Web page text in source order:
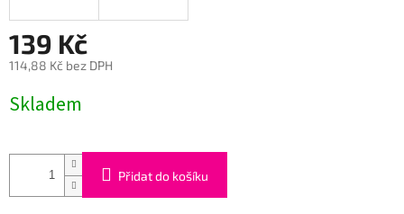
139 Kč
114,88 Kč bez DPH
cena:
Skladem
Přidat do košíku